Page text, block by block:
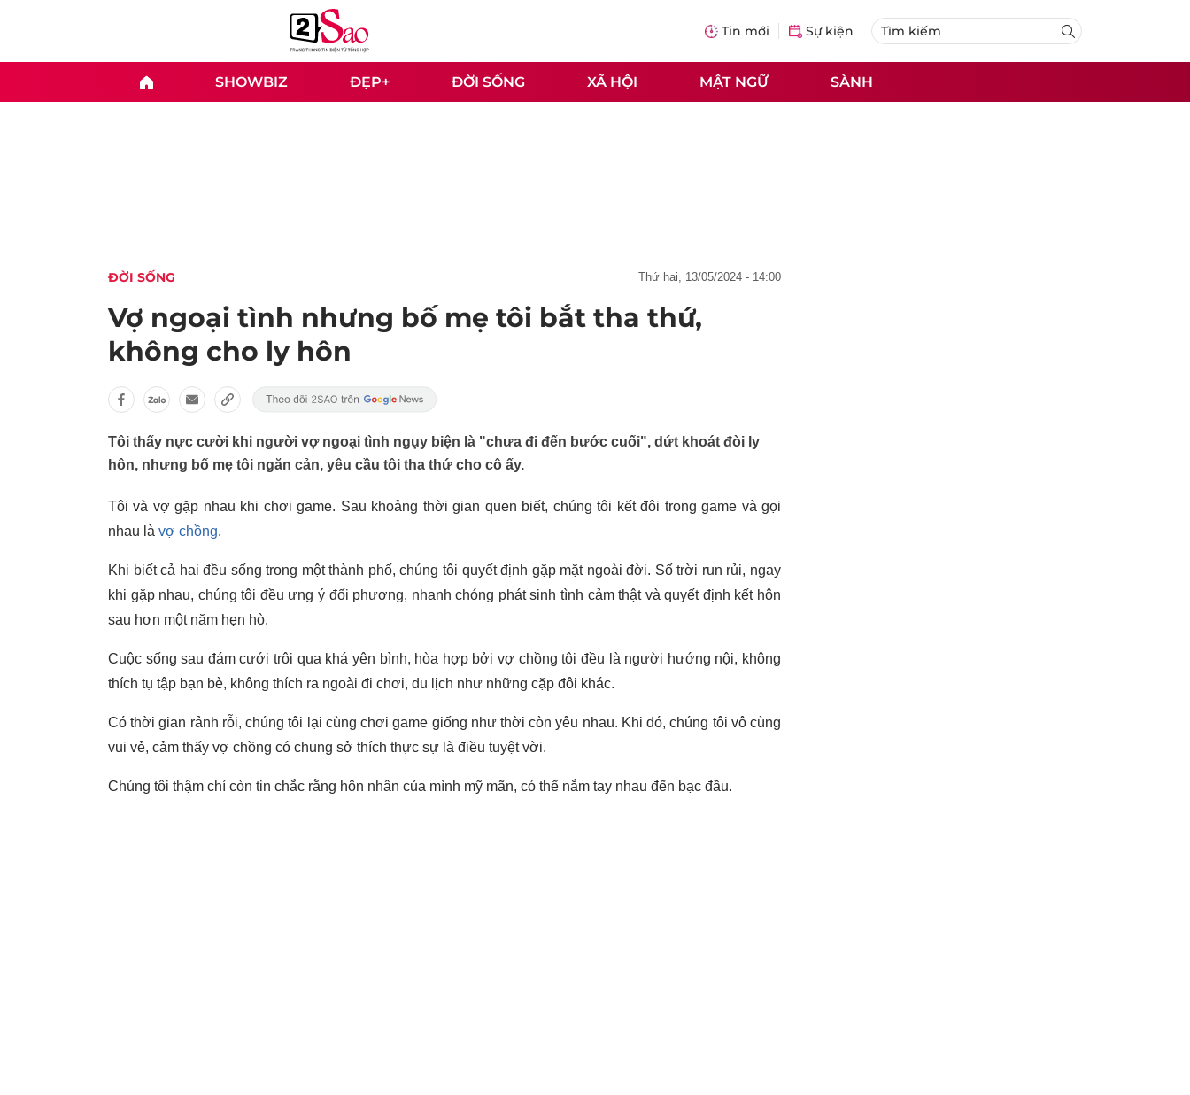
Tin mới Sự kiện
SHOWBIZ ĐẸP+ ĐỜI SỐNG XÃ HỘI MẬT NGỮ SÀNH
ĐỜI SỐNG thứ hai, 13/05/2024 - 14:00
Vợ ngoại tình nhưng bố mẹ tôi bắt tha thứ,
không cho ly hôn
Tôi thấy nực cười khi người vợ ngoại tình ngụy biện là "chưa đi đến bước cuối", dứt khoát đòi ly
hôn, nhưng bố mẹ tôi ngăn cản, yêu cầu tôi tha thứ cho cô ấy.
Tôi và vợ gặp nhau khi chơi game. Sau khoảng thời gian quen biết, chúng tôi kết đôi trong game và gọi
nhau là vợ chồng.
Khi biết cả hai đều sống trong một thành phố, chúng tôi quyết định gặp mặt ngoài đời. Số trời run rủi, ngay
khi gặp nhau, chúng tôi đều ưng ý đối phương, nhanh chóng phát sinh tình cảm thật và quyết định kết hôn
sau hơn một năm hẹn hò.
Cuộc sống sau đám cưới trôi qua khá yên bình, hòa hợp bởi vợ chồng tôi đều là người hướng nội, không
thích tụ tập bạn bè, không thích ra ngoài đi chơi, du lịch như những cặp đôi khác.
Có thời gian rảnh rỗi, chúng tôi lại cùng chơi game giống như thời còn yêu nhau. Khi đó, chúng tôi vô cùng
vui vẻ, cảm thấy vợ chồng có chung sở thích thực sự là điều tuyệt vời.
Chúng tôi thậm chí còn tin chắc rằng hôn nhân của mình mỹ mãn, có thể nắm tay nhau đến bạc đầu.